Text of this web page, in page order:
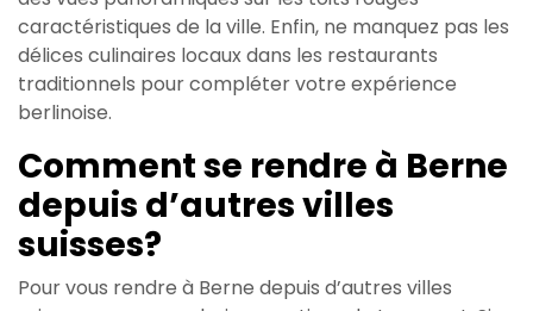
caractéristiques de la ville. Enfin, ne manquez pas les
délices culinaires locaux dans les restaurants
traditionnels pour compléter votre expérience
berlinoise.
Comment se rendre à Berne
depuis d’autres villes
suisses?
Pour vous rendre à Berne depuis d’autres villes